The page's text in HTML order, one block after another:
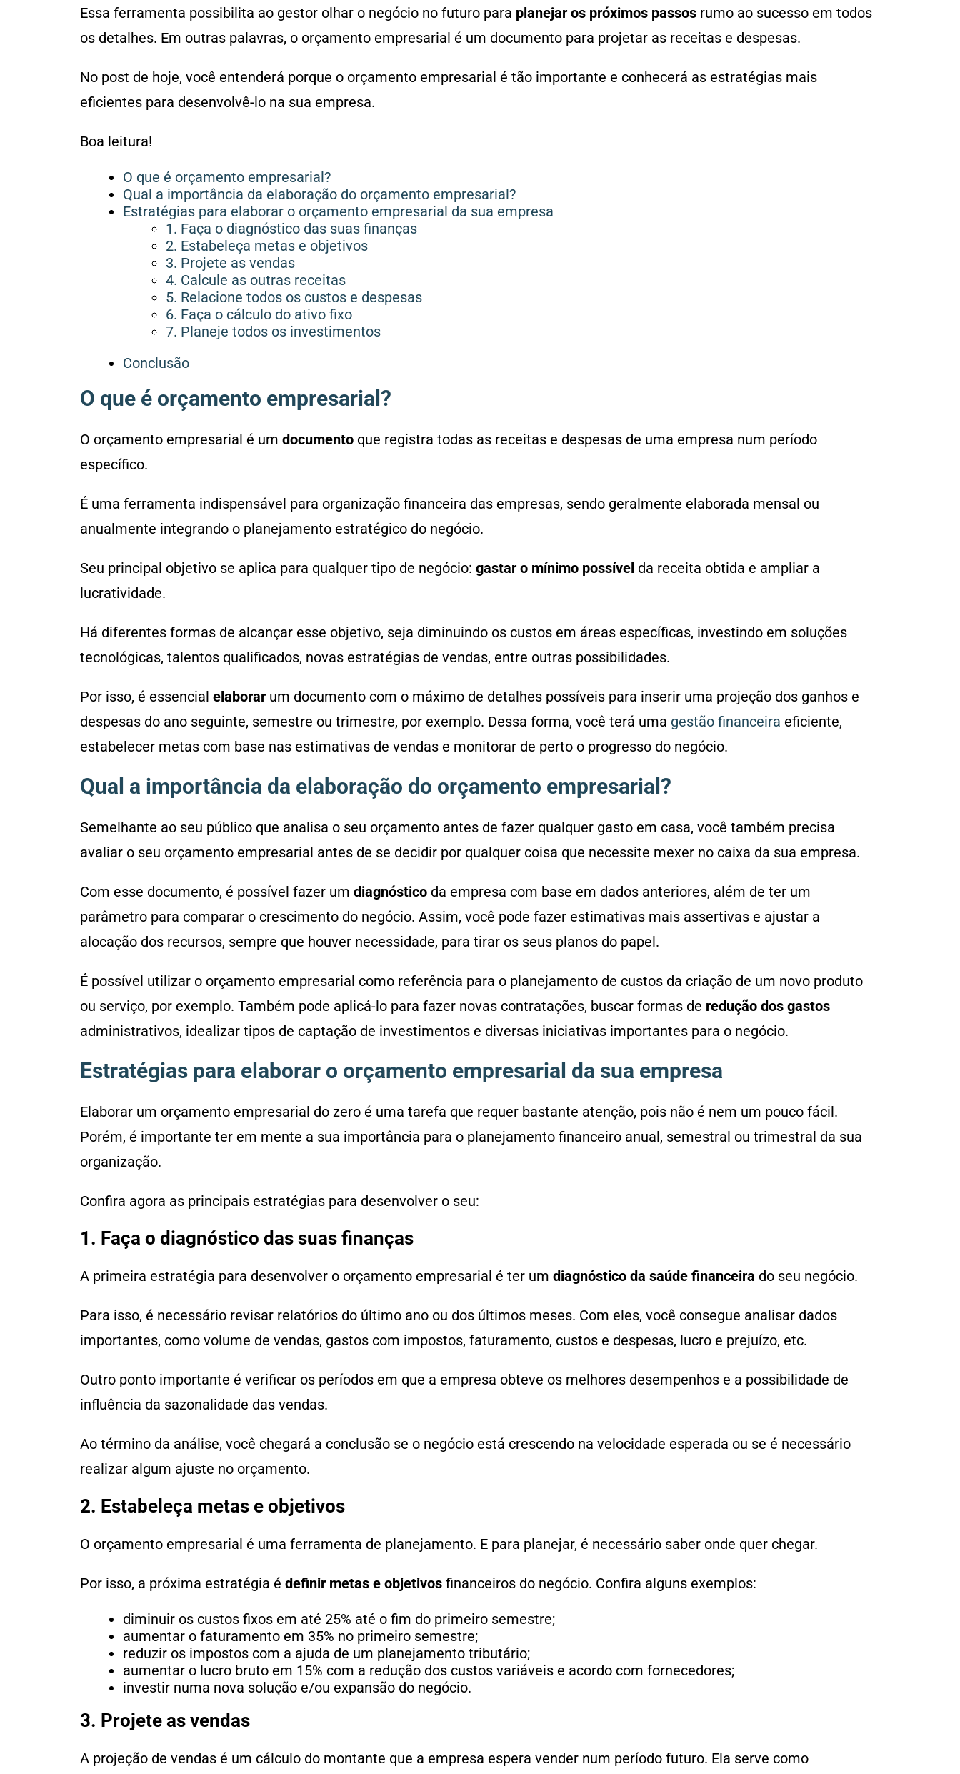
Essa ferramenta possibilita ao gestor olhar o negócio no futuro para planejar os próximos passos rumo ao sucesso em todos
os detalhes. Em outras palavras, o orçamento empresarial é um documento para projetar as receitas e despesas.
No post de hoje, você entenderá porque o orçamento empresarial é tão importante e conhecerá as estratégias mais
eficientes para desenvolvê-lo na sua empresa.
Boa leitura!
O que é orçamento empresarial?
Qual a importância da elaboração do orçamento empresarial?
Estratégias para elaborar o orçamento empresarial da sua empresa
1. Faça o diagnóstico das suas finanças
2. Estabeleça metas e objetivos
3. Projete as vendas
4. Calcule as outras receitas
5. Relacione todos os custos e despesas
6. Faça o cálculo do ativo fixo
7. Planeje todos os investimentos
Conclusão
O que é orçamento empresarial?
O orçamento empresarial é um documento que registra todas as receitas e despesas de uma empresa num período
específico.
É uma ferramenta indispensável para organização financeira das empresas, sendo geralmente elaborada mensal ou
anualmente integrando o planejamento estratégico do negócio.
Seu principal objetivo se aplica para qualquer tipo de negócio: gastar o mínimo possível da receita obtida e ampliar a
lucratividade.
Há diferentes formas de alcançar esse objetivo, seja diminuindo os custos em áreas específicas, investindo em soluções
tecnológicas, talentos qualificados, novas estratégias de vendas, entre outras possibilidades.
Por isso, é essencial elaborar um documento com o máximo de detalhes possíveis para inserir uma projeção dos ganhos e
despesas do ano seguinte, semestre ou trimestre, por exemplo. Dessa forma, você terá uma gestão financeira eficiente,
estabelecer metas com base nas estimativas de vendas e monitorar de perto o progresso do negócio.
Qual a importância da elaboração do orçamento empresarial?
Semelhante ao seu público que analisa o seu orçamento antes de fazer qualquer gasto em casa, você também precisa
avaliar o seu orçamento empresarial antes de se decidir por qualquer coisa que necessite mexer no caixa da sua empresa.
Com esse documento, é possível fazer um diagnóstico da empresa com base em dados anteriores, além de ter um
parâmetro para comparar o crescimento do negócio. Assim, você pode fazer estimativas mais assertivas e ajustar a
alocação dos recursos, sempre que houver necessidade, para tirar os seus planos do papel.
É possível utilizar o orçamento empresarial como referência para o planejamento de custos da criação de um novo produto
ou serviço, por exemplo. Também pode aplicá-lo para fazer novas contratações, buscar formas de redução dos gastos
administrativos, idealizar tipos de captação de investimentos e diversas iniciativas importantes para o negócio.
Estratégias para elaborar o orçamento empresarial da sua empresa
Elaborar um orçamento empresarial do zero é uma tarefa que requer bastante atenção, pois não é nem um pouco fácil.
Porém, é importante ter em mente a sua importância para o planejamento financeiro anual, semestral ou trimestral da sua
organização.
Confira agora as principais estratégias para desenvolver o seu:
1. Faça o diagnóstico das suas finanças
A primeira estratégia para desenvolver o orçamento empresarial é ter um diagnóstico da saúde financeira do seu negócio.
Para isso, é necessário revisar relatórios do último ano ou dos últimos meses. Com eles, você consegue analisar dados
importantes, como volume de vendas, gastos com impostos, faturamento, custos e despesas, lucro e prejuízo, etc.
Outro ponto importante é verificar os períodos em que a empresa obteve os melhores desempenhos e a possibilidade de
influência da sazonalidade das vendas.
Ao término da análise, você chegará a conclusão se o negócio está crescendo na velocidade esperada ou se é necessário
realizar algum ajuste no orçamento.
2. Estabeleça metas e objetivos
O orçamento empresarial é uma ferramenta de planejamento. E para planejar, é necessário saber onde quer chegar.
Por isso, a próxima estratégia é definir metas e objetivos financeiros do negócio. Confira alguns exemplos:
diminuir os custos fixos em até 25% até o fim do primeiro semestre;
aumentar o faturamento em 35% no primeiro semestre;
reduzir os impostos com a ajuda de um planejamento tributário;
aumentar o lucro bruto em 15% com a redução dos custos variáveis e acordo com fornecedores;
investir numa nova solução e/ou expansão do negócio.
3. Projete as vendas
A projeção de vendas é um cálculo do montante que a empresa espera vender num período futuro. Ela serve como